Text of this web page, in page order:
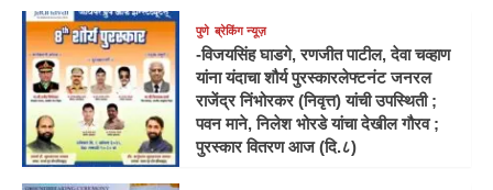
पुणे ब्रेकिंग न्यूज़
-विजयसिंह घाडगे, रणजीत पाटील, देवा चव्हाण
यांना यंदाचा शौर्य पुरस्कारलेफ्टनंट जनरल
राजेंद्र निंभोरकर (निवृत्त) यांची उपस्थिती ;
पवन माने, निलेश भोरडे यांचा देखील गौरव ;
पुरस्कार वितरण आज (दि.८)